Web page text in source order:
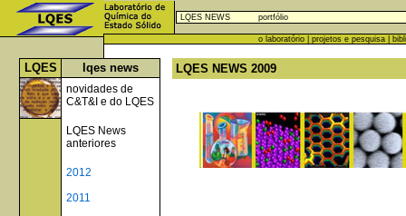
LQES NEWS portfólio
o laboratório projetos e pesquisa
LQES lqes news
novidades de
C&T&I e do LQES
LQES News
anteriores
2012
2011
LQES NEWS 2009